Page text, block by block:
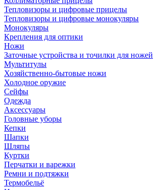
Тепловизоры и цифровые прицелы
Тепловизоры и цифровые монокуляры
Монокуляры
Крепления для оптики
Ножи
Заточные устройства и точилки для ножей
Мультитулы
Хозяйственно-бытовые ножи
Холодное оружие
Сейфы
Одежда
Аксессуары
Головные уборы
Кепки
Шапки
Шляпы
Куртки
Перчатки и варежки
Ремни и подтяжки
Термобельё